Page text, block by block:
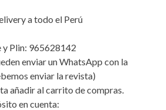
a todo el Perú
y Plin: 965628142
enviar un WhatsApp con la
enviar la revista)
añadir al carrito de compras.
en cuenta: